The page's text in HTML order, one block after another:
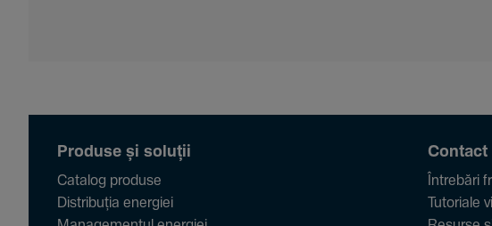
Produse și soluții
Catalog produse
Distribuția energiei
Întrebări
Tutoriale